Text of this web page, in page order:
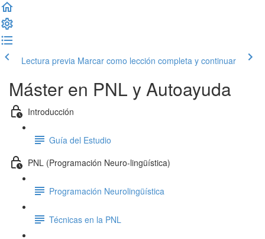
Lectura previa Marcar como lección completa y continuar
Máster en PNL y Autoayuda
Introducción
Guía del Estudio
PNL (Programación Neuro-lingüística)
Programación Neurolingüística
Técnicas en la PNL